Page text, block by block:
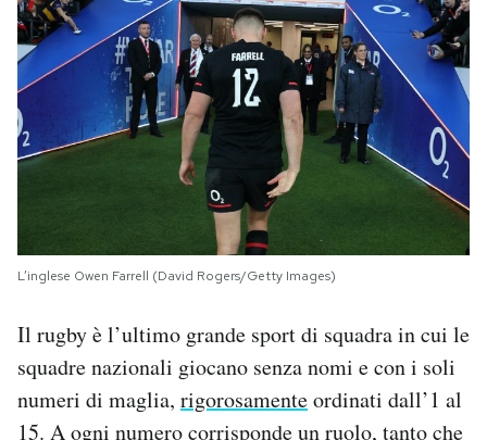
L’inglese Owen Farrell (David Rogers/Getty Images)
Il rugby è l’ultimo grande sport di squadra in cui le
squadre nazionali giocano senza nomi e con i soli
numeri di maglia, rigorosamenteordinati dall’1 al
15. A ogni numero corrisponde un ruolo, tanto che